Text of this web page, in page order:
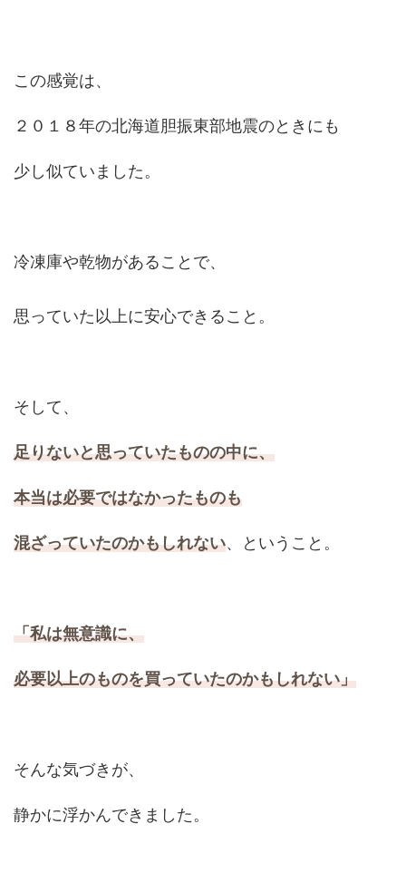
この感覚は、
２０１８年の北海道胆振東部地震のときにも
少し似ていました。
冷凍庫や乾物があることで、
思っていた以上に安心できること。
そして、
足りないと思っていたものの中に、
本当は必要ではなかったものも
混ざっていたのかもしれない、ということ。
「私は無意識に、
必要以上のものを買っていたのかもしれない」
そんな気づきが、
静かに浮かんできました。